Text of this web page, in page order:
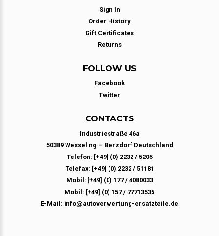
Sign In
Order History
Gift Certificates
Returns
FOLLOW US
Facebook
Twitter
CONTACTS
Industriestraße 46a
50389 Wesseling – Berzdorf Deutschland
Telefon: [+49] (0) 2232 / 5205
Telefax: [+49] (0) 2232 / 51181
Mobil: [+49] (0) 177 / 4080033
Mobil: [+49] (0) 157 / 77713535
E-Mail: info@autoverwertung-ersatzteile.de